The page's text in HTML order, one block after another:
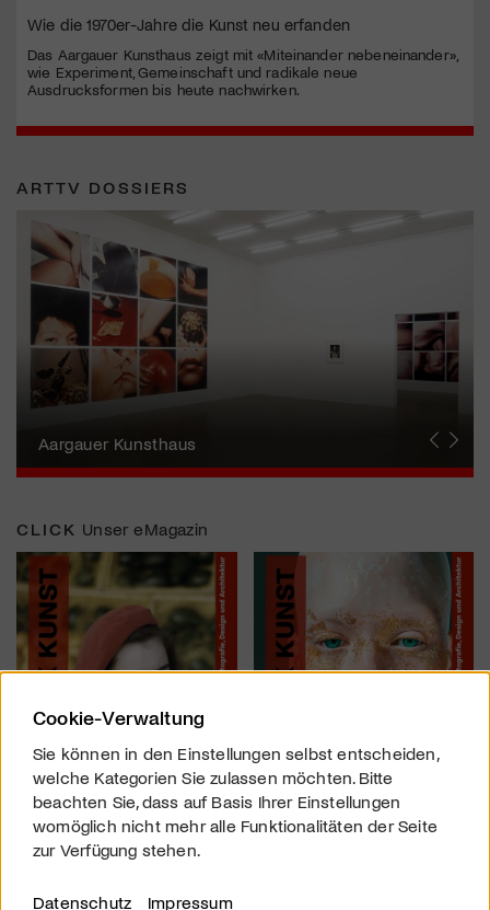
Wie die 1970er-Jahre die Kunst neu erfanden
Das Aargauer Kunsthaus zeigt mit «Miteinander nebeneinander»,
wie Experiment, Gemeinschaft und radikale neue
Ausdrucksformen bis heute nachwirken.
ARTTV DOSSIERS
Künstlerin
Aargauer Kunsthaus
Gewerbemuseum Winterthur
Liste Art Fair Basel
Bündner Kunstmuseum
Künstler:innen Portraits
Junge Schweizer Kunst
Vögele Kultur Zentrum
Nidwaldner Museum
Haus für Kunst Uri
CLICK Unser eMagazin
Cookie-Verwaltung
Sie können in den Einstellungen selbst entscheiden,
welche Kategorien Sie zulassen möchten. Bitte
beachten Sie, dass auf Basis Ihrer Einstellungen
womöglich nicht mehr alle Funktionalitäten der Seite
zur Verfügung stehen.
Datenschutz Impressum